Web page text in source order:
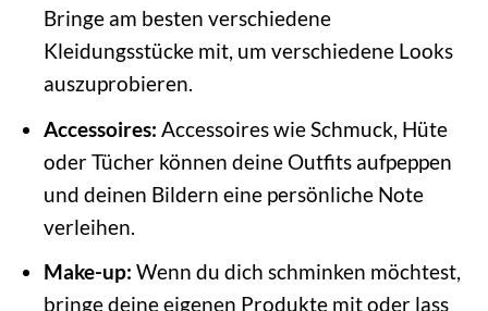
Bringe am besten verschiedene
Kleidungsstücke mit, um verschiedene Looks
auszuprobieren.
Accessoires: Accessoires wie Schmuck, Hüte
oder Tücher können deine Outfits aufpeppen
und deinen Bildern eine persönliche Note
verleihen.
Make-up: Wenn du dich schminken möchtest,
bringe deine eigenen Produkte mit oder lass